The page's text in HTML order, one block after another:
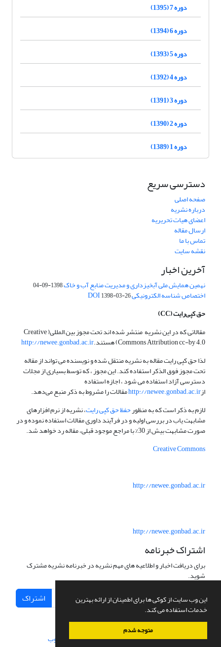
این وب سایت از کوکی ها برای اطمینان از ارائه بهترین
خدمات استفاده می کند.
متوجه شدم
دوره 7 (1395)
دوره 6 (1394)
دوره 5 (1393)
دوره 4 (1392)
دوره 3 (1391)
دوره 2 (1390)
دوره 1 (1389)
دسترسی سریع
صفحه اصلی
درباره نشریه
اعضای هیات تحریریه
ارسال مقاله
تماس با ما
نقشه سایت
آخرین اخبار
نهمین همایش ملی آبخیزداری و مدیریت منابع آب و خاک1398-09-04
اختصاص شناسه الکترونیکی DOI1398-03-26
حق کپی‌رایت(CC)
مقالاتی که در این نشریه منتشر شده اند تحت مجوز بین المللی( Creative
Commons Attribution cc-by 4.0) هستند.
http://newee.gonbad.ac.ir
لذا حق کپی رایت مقاله به نشریه منتقل شده و نویسنده می تواند از مقاله
تحت مجوز فوق الذکر استفاده کند. این مجوز ، که توسط بسیاری از مجلات
دسترسی آزاد استفاده می شود ، اجازه استفاده
ازhttp://newee.gonbad.ac.irمقالات را مشروط به ذکر منبع می‌دهد.
لازم به ذکر است که به منظورحفظ حق کپی رایت، نشریه از نرم افزارهای
مشابهت یاب در بررسی اولیه و در فرآیند داوری مقالات استفاده نموده و در
صورت مشابهت بیش از 30% با مراجع موجود قبلی، مقاله رد خواهد شد.
Creative Commons
http://newee.gonbad.ac.ir
http://newee.gonbad.ac.ir
اشتراک خبرنامه
برای دریافت اخبار و اطلاعیه های مهم نشریه در خبرنامه نشریه مشترک
شوید.
اشتراک
سامانه مدیریت نشریات علمی.طراحی و پیاده سازی از سیناوب